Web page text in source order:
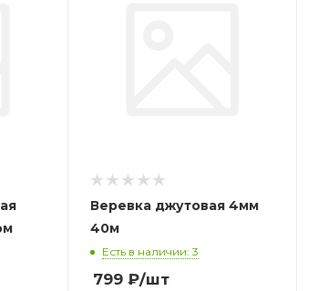
Веревка джутовая 4мм
40м
Есть в наличии: 3
799₽/шт